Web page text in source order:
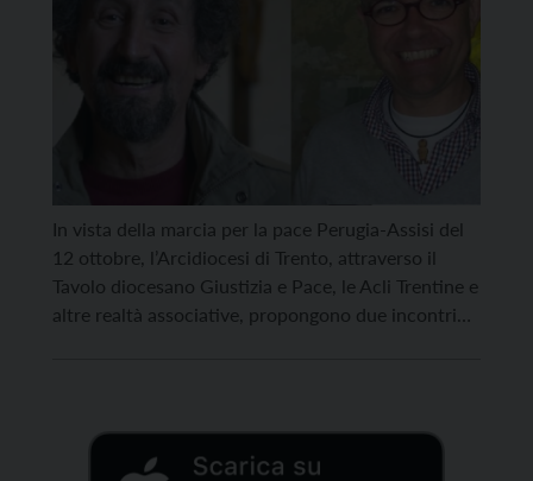
In vista della marcia per la pace Perugia-Assisi del
12 ottobre, l’Arcidiocesi di Trento, attraverso il
Tavolo diocesano Giustizia e Pace, le Acli Trentine e
altre realtà associative, propongono due incontri
con don […]